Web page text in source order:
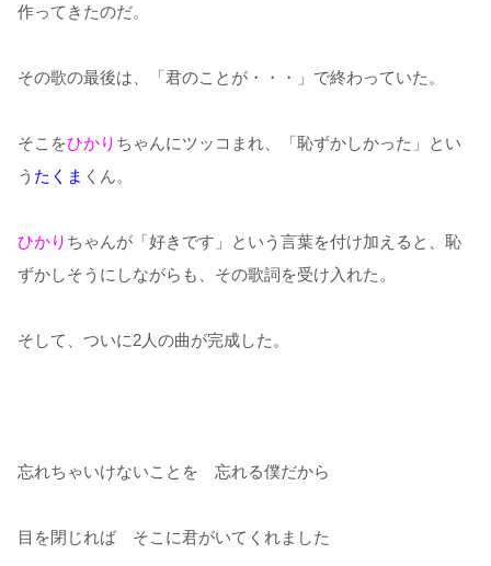
作ってきたのだ。
その歌の最後は、「君のことが・・・」で終わっていた。
そこをひかり ちゃんにツッコまれ、「恥ずかしかった」とい
う たくま くん。
ひかり ちゃんが「好きです」という言葉を付け加えると、恥
ずかしそうにしながらも、その歌詞を受け入れた。
そして、ついに2人の曲が完成した。
忘れちゃいけないことを 忘れる僕だから
目を閉じれば そこに君がいてくれました